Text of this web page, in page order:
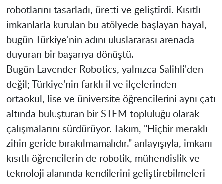
robotlarını tasarladı, üretti ve geliştirdi. Kısıtlı
imkanlarla kurulan bu atölyede başlayan hayal,
bugün Türkiye'nin adını uluslararası arenada
duyuran bir başarıya dönüştü.
Bugün Lavender Robotics, yalnızca Salihli'den
değil; Türkiye'nin farklı il ve ilçelerinden
ortaokul, lise ve üniversite öğrencilerini aynı çatı
altında buluşturan bir STEM topluluğu olarak
çalışmalarını sürdürüyor. Takım, "Hiçbir meraklı
zihin geride bırakılmamalıdır." anlayışıyla, imkanı
kısıtlı öğrencilerin de robotik, mühendislik ve
teknoloji alanında kendilerini geliştirebilmeleri